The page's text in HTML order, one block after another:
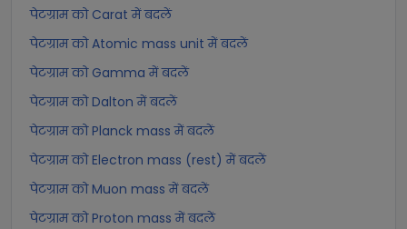
पेटग्राम को Carat में बदलें
पेटग्राम को Atomic mass unit में बदलें
पेटग्राम को Gamma में बदलें
पेटग्राम को Dalton में बदलें
पेटग्राम को Planck mass में बदलें
पेटग्राम को Electron mass (rest) में बदलें
पेटग्राम को Muon mass में बदलें
पेटग्राम को Proton mass में बदलें